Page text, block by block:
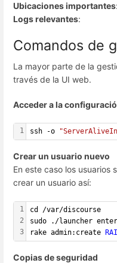
Ubicaciones importantes:
Logs relevantes:
Comandos de
La mayor parte de la
través de la UI web.
Acceder a la
1 ssh -o
Crear un usuario nuevo
En este caso los usuarios
crear un usuario así:
1
2
3
cd /var/discourse
sudo ./launcher
rake admin:create
Copias de seguridad